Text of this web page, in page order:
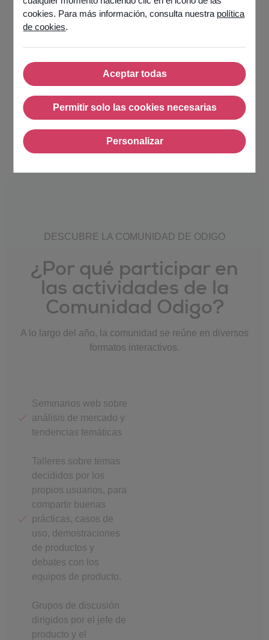
cookies. Para más información, consulta nuestra política
de cookies.
Aceptar todas
Permitir solo las cookies necesarias
Permitir solo las cookies
Personalizar
COMPRENDER MEJOR
Nuestros clientes lo
dicen mejor
Lee lo que dijeron nuestros clientes sobre los talleres
comunitarios de Odigo en junio.
DESCUBRE LA COMUNIDAD DE ODIGO
¿Por qué participar en
las actividades de la
Comunidad Odigo?
A lo largo del año, la comunidad se reúne en diversos
formatos interactivos.
Seminarios web sobre
análisis de mercado y
tendencias temáticas
Talleres sobre temas
decididos por los
propios usuarios, para
compartir buenas
prácticas, casos de
uso, demostraciones
de productos y
debates con los
equipos de producto.
Grupos de discusión
dirigidos por el jefe de
producto y el